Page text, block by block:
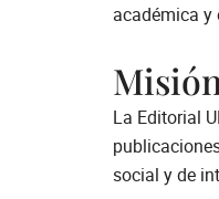
académica y
Misión
La Editorial
social y de